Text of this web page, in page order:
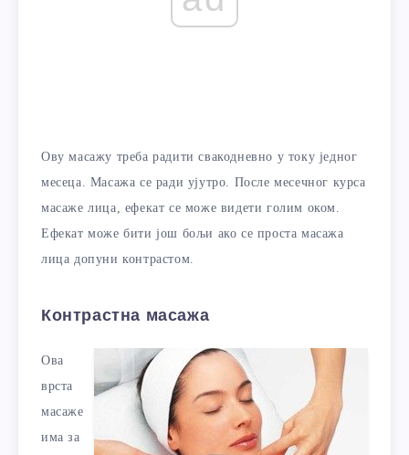
Ову масажу треба радити свакодневно у току једног
месеца. Масажа се ради ујутро. После месечног курса
масаже лица, ефекат се може видети голим оком.
Ефекат може бити још бољи ако се проста масажа
лица допуни контрастом.
Контрастна масажа
Ова
врста
масаже
има за